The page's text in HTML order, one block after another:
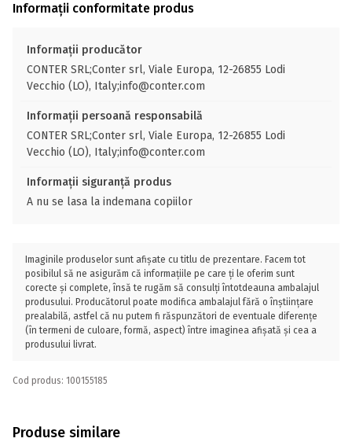
Informații conformitate produs
Informații producător
CONTER SRL;Conter srl, Viale Europa, 12-26855 Lodi
Vecchio (LO), Italy;info@conter.com
Informații persoană responsabilă
CONTER SRL;Conter srl, Viale Europa, 12-26855 Lodi
Vecchio (LO), Italy;info@conter.com
Informații siguranță produs
A nu se lasa la indemana copiilor
Imaginile produselor sunt afișate cu titlu de prezentare. Facem tot
posibilul să ne asigurăm că informațiile pe care ți le oferim sunt
corecte și complete, însă te rugăm să consulți întotdeauna ambalajul
produsului. Producătorul poate modifica ambalajul fără o înștiințare
prealabilă, astfel că nu putem fi răspunzători de eventuale diferențe
(în termeni de culoare, formă, aspect) între imaginea afișată și cea a
produsului livrat.
Cod produs: 100155185
Produse similare